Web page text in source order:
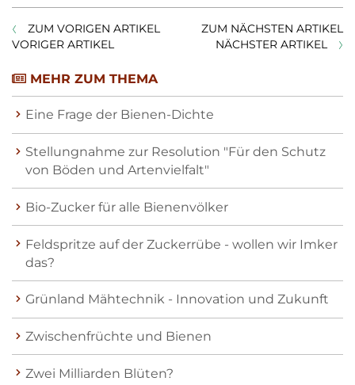
ZUM VORIGEN ARTIKEL
VORIGER ARTIKEL
ZUM NÄCHSTEN ARTIKEL
NÄCHSTER ARTIKEL
MEHR ZUM THEMA
Eine Frage der Bienen-Dichte
Stellungnahme zur Resolution "Für den Schutz
von Böden und Artenvielfalt"
Bio-Zucker für alle Bienenvölker
Feldspritze auf der Zuckerrübe - wollen wir Imker
das?
Grünland Mähtechnik - Innovation und Zukunft
Zwischenfrüchte und Bienen
Zwei Milliarden Blüten?